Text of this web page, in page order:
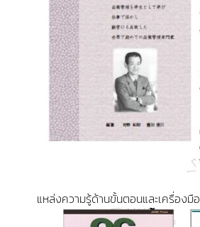
แหล่งความรู้ด้านขั้นตอนและเครื่องมือ